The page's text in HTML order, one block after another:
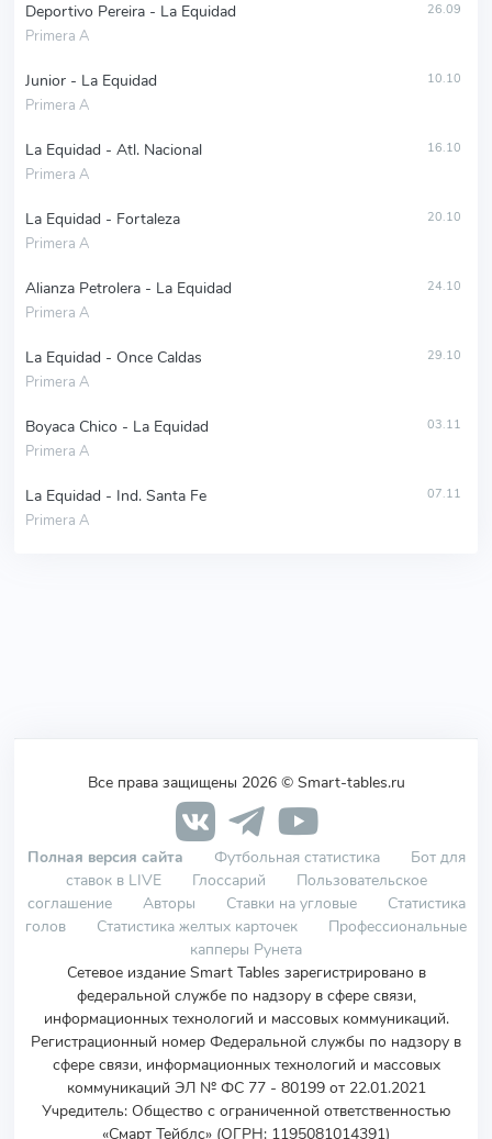
Deportivo Pereira - La Equidad
Primera A
26.09
Junior - La Equidad
Primera A
10.10
La Equidad - Atl. Nacional
Primera A
16.10
La Equidad - Fortaleza
Primera A
20.10
Alianza Petrolera - La Equidad
Primera A
24.10
La Equidad - Once Caldas
Primera A
29.10
Boyaca Chico - La Equidad
Primera A
03.11
La Equidad - Ind. Santa Fe
Primera A
07.11
Все права защищены 2026 © Smart-tables.ru
Полная версия сайта Футбольная статистика
Бот для
ставок в LIVE
Глоссарий
Пользовательское
соглашение
Авторы Ставки на угловые
Статистика
голов
Статистика желтых карточек
Профессиональные
капперы Рунета
Сетевое издание Smart Tables зарегистрировано в
федеральной службе по надзору в сфере связи,
информационных технологий и массовых коммуникаций.
Регистрационный номер Федеральной службы по надзору в
сфере связи, информационных технологий и массовых
коммуникаций ЭЛ № ФС 77 - 80199 от 22.01.2021
Учредитель: Общество с ограниченной ответственностью
«Смарт Тейблс» (ОГРН: 1195081014391)